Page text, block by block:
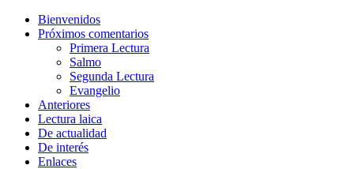
Bienvenidos
Próximos comentarios
Primera Lectura
Salmo
Segunda Lectura
Evangelio
Anteriores
Lectura laica
De actualidad
De interés
Enlaces